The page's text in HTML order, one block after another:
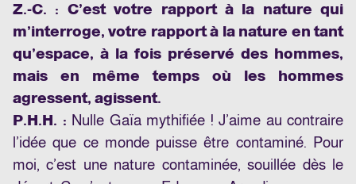
Z.-C. : C’est votre rapport à la nature qui
m’interroge, votre rapport à la nature en tant
qu’espace, à la fois préservé des hommes,
mais en même temps où les hommes
agressent, agissent.
P.H.H. : Nulle Gaïa mythifiée ! J’aime au contraire
l’idée que ce monde puisse être contaminé. Pour
moi, c’est une nature contaminée, souillée dès le